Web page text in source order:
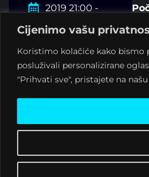
Cijenimo vašu
Koristimo kolačiće kako bismo
posluživali personalizirane
"Prihvati sve", pristajete na
2019 21:00 -
Koncerti